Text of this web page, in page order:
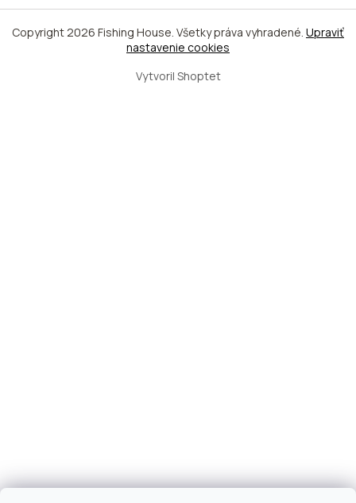
Vytvoril Shoptet
Copyright 2026 Fishing House. Všetky práva vyhradené. Upraviť
nastavenie cookies